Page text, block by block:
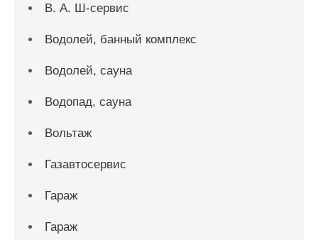
В. А. Ш-сервис
Водолей, банный комплекс
Водолей, сауна
Водопад, сауна
Вольтаж
Газавтосервис
Гараж
Гараж